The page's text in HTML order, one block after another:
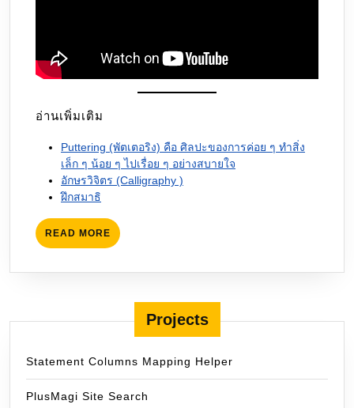
อ่านเพิ่มเติม
Puttering (พัตเตอริง) คือ ศิลปะของการค่อย ๆ ทำสิ่ง
เล็ก ๆ น้อย ๆ ไปเรื่อย ๆ อย่างสบายใจ
อักษรวิจิตร (Calligraphy )
ฝึกสมาธิ
READ MORE READ
MORE
Projects
Statement Columns Mapping Helper
PlusMagi Site Search